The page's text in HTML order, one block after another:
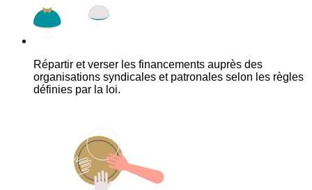
Répartir et verser les financements auprès des
organisations syndicales et patronales selon les règles
définies par la loi.